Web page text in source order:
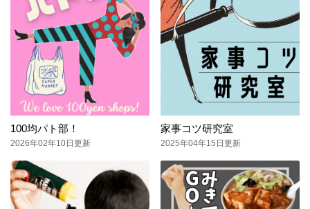
100均パト部！
2026年02年10日更新
家事コツ研究室
2025年04年15日更新